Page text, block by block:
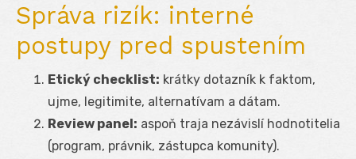
Správa rizík: interné
postupy pred spustením
Etický checklist: krátky dotazník k faktom,
ujme, legitimite, alternatívam a dátam.
Review panel: aspoň traja nezávislí hodnotitelia
(program, právnik, zástupca komunity).